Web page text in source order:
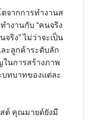
ตจากการทำงานส
ำงานกับ “คนจริง
ริง” ไม่ว่าจะเป็น
ะลูกค้าระดับลัก
ในการสร้างภาพ
ทบาทของแต่ละ
ต์ คุณมายด์ยังมี